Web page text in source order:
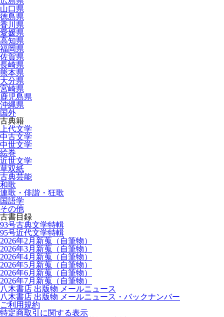
山口県
徳島県
香川県
愛媛県
高知県
福岡県
佐賀県
長崎県
熊本県
大分県
宮崎県
鹿児島県
沖縄県
国外
古典籍
上代文学
中古文学
中世文学
絵巻
近世文学
草双紙
古典芸能
和歌
連歌・俳諧・狂歌
国語学
その他
古書目録
93号古典文学特輯
95号近代文学特輯
2026年2月新蒐（自筆物）
2026年3月新蒐（自筆物）
2026年4月新蒐（自筆物）
2026年5月新蒐（自筆物）
2026年6月新蒐（自筆物）
2026年7月新蒐（自筆物）
八木書店 出版物 メールニュース
八木書店 出版物 メールニュース・バックナンバー
ご利用規約
特定商取引に関する表示